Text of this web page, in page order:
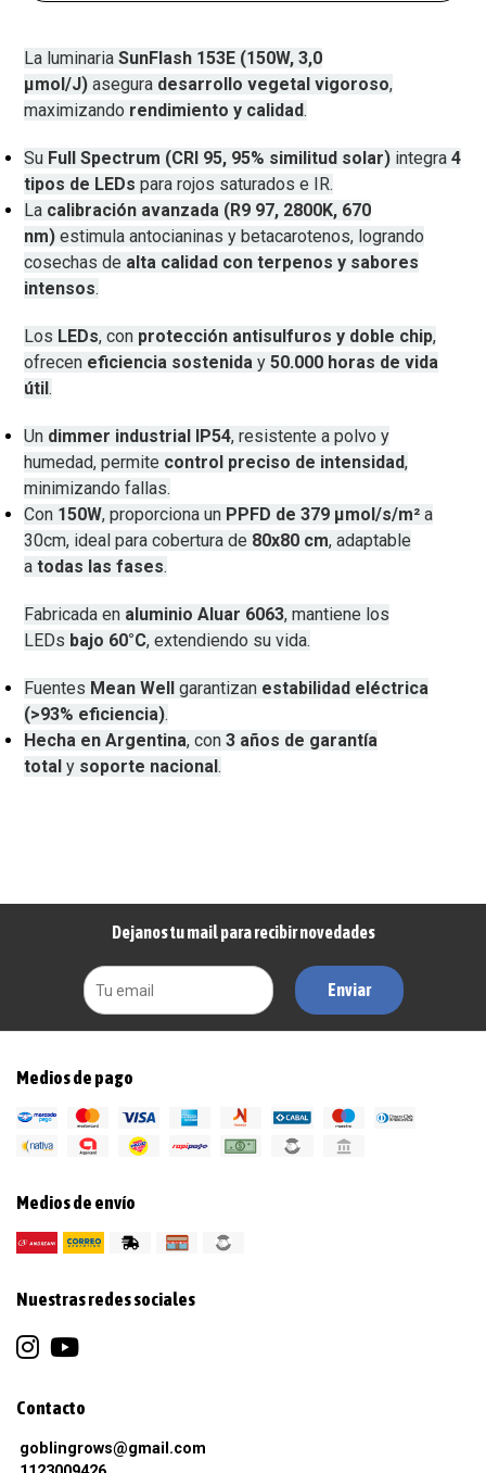
La luminariaSunFlash 153E (150W, 3,0
µmol/J) asegura desarrollo vegetal vigoroso,
maximizando rendimiento y calidad.
Su Full Spectrum (CRI 95, 95% similitud solar) integra4
tipos de LEDs para rojos saturados e IR.
La calibración avanzada (R9 97, 2800K, 670
nm) estimula antocianinas y betacarotenos, logrando
cosechas de alta calidad con terpenos y sabores
intensos.
Los LEDs, con protección antisulfuros y doble chip,
ofrecen eficiencia sostenida y50.000 horas de vida
útil.
Un dimmer industrial IP54, resistente a polvo y
humedad, permite control preciso de intensidad,
minimizando fallas.
Con 150W, proporciona un PPFD de 379 µmol/s/m² a
30cm, ideal para cobertura de 80x80 cm, adaptable
atodas las fases.
Fabricada en aluminio Aluar 6063, mantiene los
LEDs bajo 60°C, extendiendo su vida.
Fuentes Mean Well garantizan estabilidad eléctrica
(>93% eficiencia).
Hecha en Argentina, con3 años de garantía
total y soporte nacional.
Dejanos tu mail para recibir novedades
Enviar
Medios de pago
Medios de envío
Nuestras redes sociales
Contacto
goblingrows@gmail.com